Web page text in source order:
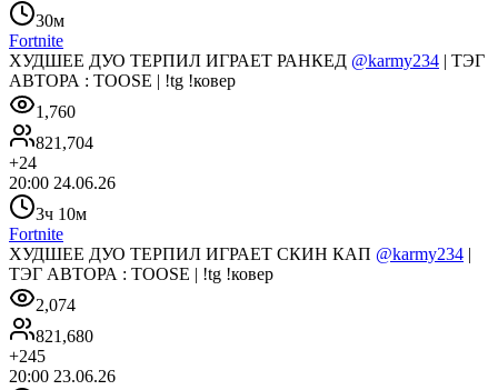
30м
Fortnite
ХУДШЕЕ ДУО ТЕРПИЛ ИГРАЕТ РАНКЕД @karmy234 | ТЭГ
АВТОРА : TOOSE | !tg !ковер
1,760
821,704
+24
20:00 24.06.26
3ч 10м
Fortnite
ХУДШЕЕ ДУО ТЕРПИЛ ИГРАЕТ СКИН КАП @karmy234 |
ТЭГ АВТОРА : TOOSE | !tg !ковер
2,074
821,680
+245
20:00 23.06.26